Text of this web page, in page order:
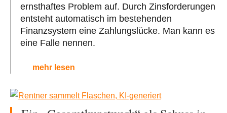
ernsthaftes Problem auf. Durch Zinsforderungen
entsteht automatisch im bestehenden
Finanzsystem eine Zahlungslücke. Man kann es
eine Falle nennen.
mehr lesen